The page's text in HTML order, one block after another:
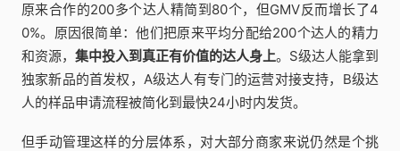
原来合作的200多个达人精简到80个，但GMV反而增长了4
0%。原因很简单：他们把原来平均分配给200个达人的精力
和资源， 集中投入到真正有价值的达人身上。S级达人能拿到
独家新品的首发权，A级达人有专门的运营对接支持，B级达
人的样品申请流程被简化到最快24小时内发货。
但手动管理这样的分层体系，对大部分商家来说仍然是个挑